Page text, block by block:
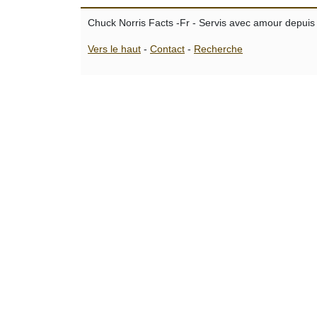
Chuck Norris Facts -Fr - Servis avec amour
Vers le haut - Contact - Recherche